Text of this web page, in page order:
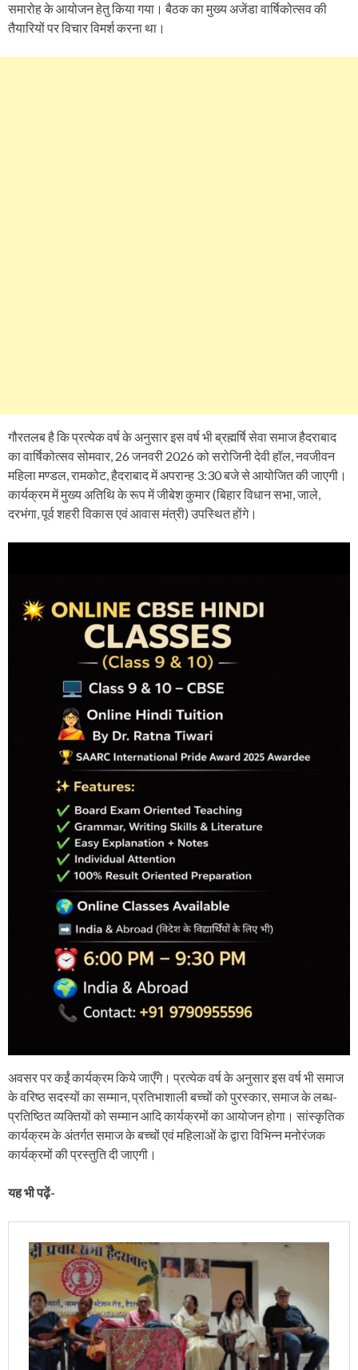
समारोह के आयोजन हेतु किया गया। बैठक का मुख्य अजेंडा वार्षिकोत्सव की
तैयारियों पर विचार विमर्श करना था।
गौरतलब है कि प्रत्येक वर्ष के अनुसार इस वर्ष भी ब्रह्मर्षि सेवा समाज हैदराबाद
का वार्षिकोत्सव सोमवार, 26 जनवरी 2026 को सरोजिनी देवी हॉल, नवजीवन
महिला मण्डल, रामकोट, हैदराबाद में अपरान्ह 3:30 बजे से आयोजित की जाएगी।
कार्यक्रम में मुख्य अतिथि के रूप में जीबेश कुमार (बिहार विधान सभा, जाले,
दरभंगा, पूर्व शहरी विकास एवं आवास मंत्री) उपस्थित होंगे।
अवसर पर कईं कार्यक्रम किये जाएँगे। प्रत्येक वर्ष के अनुसार इस वर्ष भी समाज
के वरिष्ठ सदस्यों का सम्मान, प्रतिभाशाली बच्चों को पुरस्कार, समाज के लब्ध-
प्रतिष्ठित व्यक्तियों को सम्मान आदि कार्यक्रमों का आयोजन होगा। सांस्कृतिक
कार्यक्रम के अंतर्गत समाज के बच्चों एवं महिलाओं के द्वारा विभिन्न मनोरंजक
कार्यक्रमों की प्रस्तुति दी जाएगी।
यह भी पढ़ें-